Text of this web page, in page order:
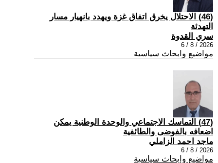
(46) الاحتلال يخرق اتفاق غزة ويهدد بانهيار مسار
التهدئة
سري القدوة
2026 / 8 / 6
مواضيع وابحاث سياسية
(47) التماسك الاجتماعي والوحدة الوطنية يمكن
اضعافه بالفوضى والطائفية
ماجد احمد الزاملي
2026 / 8 / 6
مواضيع وابحاث سياسية